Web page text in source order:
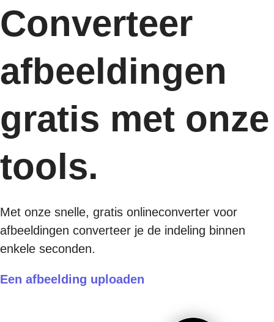
Converteer
afbeeldingen
gratis met onze
tools.
Met onze snelle, gratis onlineconverter voor
afbeeldingen converteer je de indeling binnen
enkele seconden.
Een afbeelding uploaden